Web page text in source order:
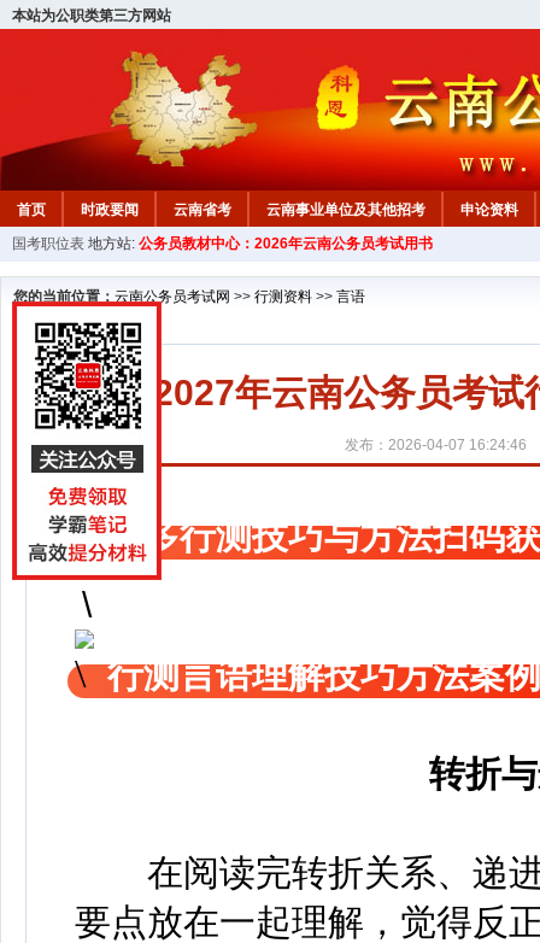
本站为公职类第三方网站
首页 时政要闻 云南省考 云南事业单位及其他招考
申论资料
国考职位表 地方站: 公务员教材中心：2026年云南公务员考试用书
您的当前位置： 云南公务员考试网 >> 行测资料 >> 言语
2027年云南公务员考
发布：2026-04-07 16:24:46
更多行测技巧与方法扫码
行测言语理解技巧方法案例
转折
在阅读完转折关系、递进
要点放在一起理解，觉得反